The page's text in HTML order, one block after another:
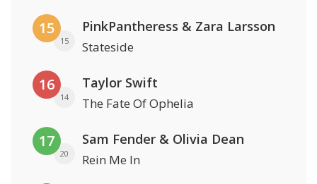
15
15
PinkPantheress & Zara Larsson
Stateside
16
14
Taylor Swift
The Fate Of Ophelia
17
20
Sam Fender & Olivia Dean
Rein Me In